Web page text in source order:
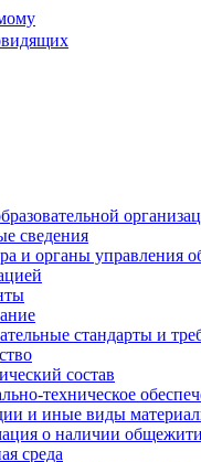
сведения
и органы управления
стандарты и
состав
техническое
и иные виды
о наличии
среда